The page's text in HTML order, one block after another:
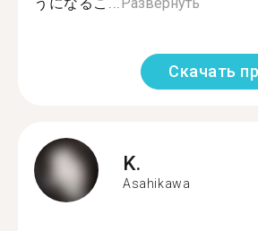
Скачать
K.
Asahikawa